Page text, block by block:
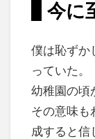
今に
僕は恥ずか
っていた。
幼稚園の頃
その意味も
成すると信